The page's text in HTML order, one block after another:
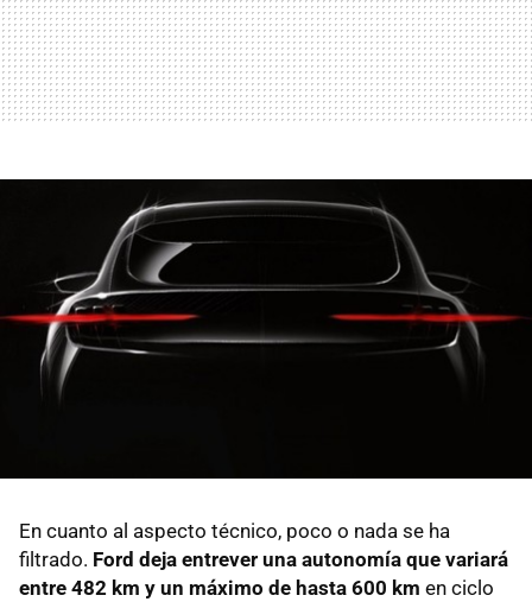
En cuanto al aspecto técnico, poco o nada se ha
filtrado. Ford deja entrever una autonomía que variará
entre 482 km y un máximo de hasta 600 km en ciclo